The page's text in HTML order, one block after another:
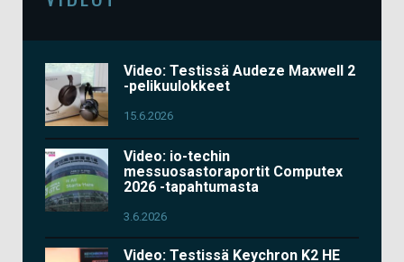
Video: Testissä Audeze Maxwell 2
-pelikuulokkeet
15.6.2026
Video: io-techin
messuosastoraportit Computex
2026 -tapahtumasta
3.6.2026
Video: Testissä Keychron K2 HE